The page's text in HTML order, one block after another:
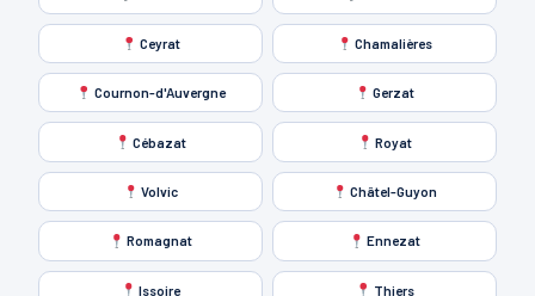
Ceyrat Chamalières
Cournon-d'Auvergne Gerzat
Cébazat Royat
Volvic Châtel-Guyon
Romagnat Ennezat
Issoire Thiers